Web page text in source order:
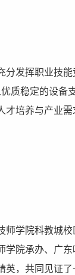
分发挥职业技能
质稳定的设备
才培养与产业需
师学院科教城校
学院承办、广东
英，共同见证了